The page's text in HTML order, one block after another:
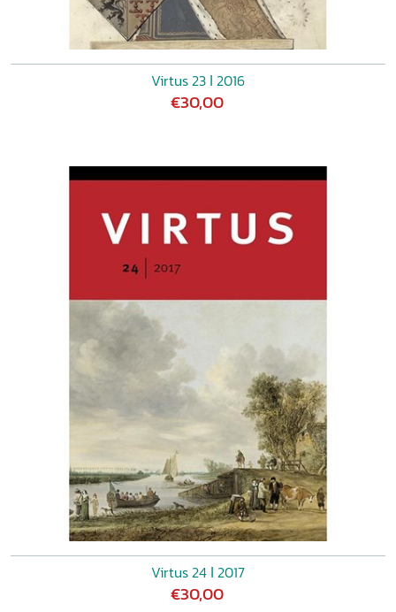
Virtus 23 ǀ 2016
€30,00
Virtus 24 ǀ 2017
€30,00